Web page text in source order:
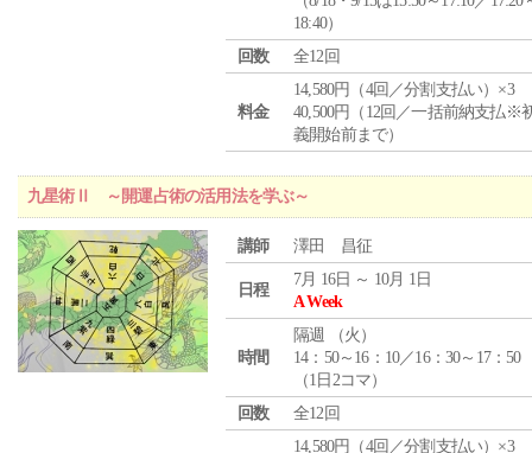
18:40）
回数
全12回
料金
14,580円（4回／分割支払い）×3
40,500円（12回／一括前納支払※
義開始前まで）
九星術Ⅱ ～開運占術の活用法を学ぶ～
講師 澤田 昌征
日程
7月 16日 ～ 10月 1日
A Week
時間
隔週 （火 ）
14：50～16：10／16：30～17：50
（1日2コマ）
回数
全12回
14,580円（4回／分割支払い）×3